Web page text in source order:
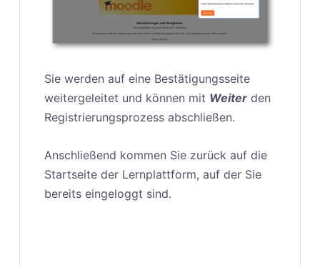
Sie werden auf eine Bestätigungsseite
weitergeleitet und können mit Weiter den
Registrierungsprozess abschließen.
Anschließend kommen Sie zurück auf die
Startseite der Lernplattform, auf der Sie
bereits eingeloggt sind.